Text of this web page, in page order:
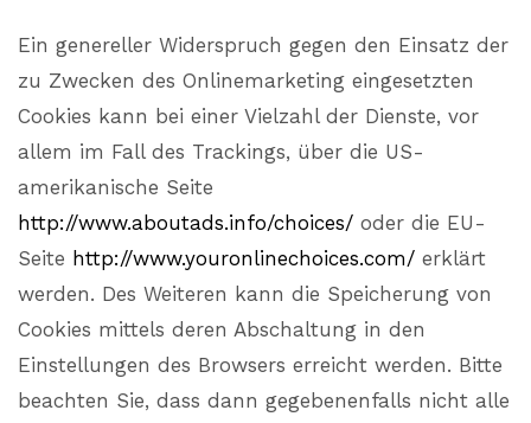
Ein genereller Widerspruch gegen den Einsatz der
zu Zwecken des Onlinemarketing eingesetzten
Cookies kann bei einer Vielzahl der Dienste, vor
allem im Fall des Trackings, über die US-
amerikanische Seite
http://www.aboutads.info/choices/ oder die EU-
Seite http://www.youronlinechoices.com/ erklärt
werden. Des Weiteren kann die Speicherung von
Cookies mittels deren Abschaltung in den
Einstellungen des Browsers erreicht werden. Bitte
beachten Sie, dass dann gegebenenfalls nicht alle